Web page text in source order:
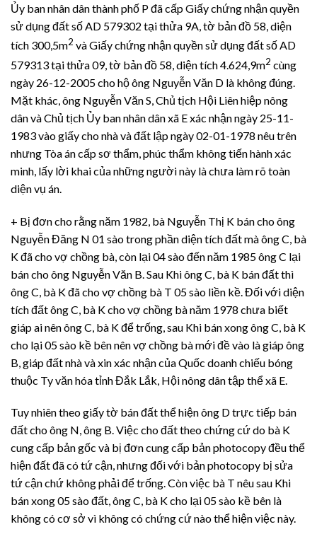
Ủy ban nhân dân thành phố P đã cấp Giấy chứng nhận quyền
sử dụng đất số AD 579302 tại thửa 9A, tờ bản đồ 58, diện
tích 300,5m2 và Giấy chứng nhận quyền sử dụng đất số AD
579313 tại thửa 09, tờ bản đồ 58, diện tích 4.624,9m2 cùng
ngày 26-12-2005 cho hộ ông Nguyễn Văn D là không đúng.
Mặt khác, ông Nguyễn Văn S, Chủ tịch Hội Liên hiệp nông
dân và Chủ tịch Ủy ban nhân dân xã E xác nhận ngày 25-11-
1983 vào giấy cho nhà và đất lập ngày 02-01-1978 nêu trên
nhưng Tòa án cấp sơ thẩm, phúc thẩm không tiến hành xác
minh, lấy lời khai của những người này là chưa làm rõ toàn
diện vụ án.
+ Bị đơn cho rằng năm 1982, bà Nguyễn Thị K bán cho ông
Nguyễn Đăng N 01 sào trong phần diện tích đất mà ông C, bà
K đã cho vợ chồng bà, còn lại 04 sào đến năm 1985 ông C lại
bán cho ông Nguyễn Văn B. Sau Khi ông C, bà K bán đất thì
ông C, bà K đã cho vợ chồng bà T 05 sào liền kề. Đối với diện
tích đất ông C, bà K cho vợ chồng bà năm 1978 chưa biết
giáp ai nên ông C, bà K để trống, sau Khi bán xong ông C, bà K
cho lại 05 sào kề bên nên vợ chồng bà mới đề vào là giáp ông
B, giáp đất nhà và xin xác nhận của Quốc doanh chiếu bóng
thuộc Ty văn hóa tỉnh Đắk Lắk, Hội nông dân tập thể xã E.
Tuy nhiên theo giấy tờ bán đất thể hiện ông D trực tiếp bán
đất cho ông N, ông B. Việc cho đất theo chứng cứ do bà K
cung cấp bản gốc và bị đơn cung cấp bản photocopy đều thể
hiện đất đã có tứ cận, nhưng đối với bản photocopy bị sửa
tứ cận chứ không phải để trống. Còn việc bà T nêu sau Khi
bán xong 05 sào đất, ông C, bà K cho lại 05 sào kề bên là
không có cơ sở vì không có chứng cứ nào thể hiện việc này.